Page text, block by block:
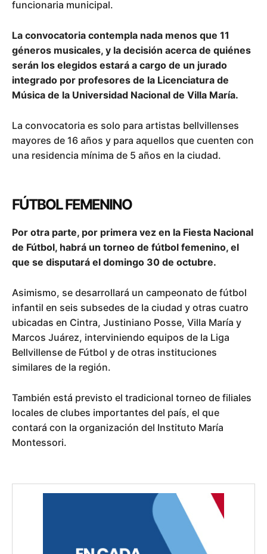
funcionaria municipal.
La convocatoria contempla nada menos que 11
géneros musicales, y la decisión acerca de quiénes
serán los elegidos estará a cargo de un jurado
integrado por profesores de la Licenciatura de
Música de la Universidad Nacional de Villa María.
La convocatoria es solo para artistas bellvillenses
mayores de 16 años y para aquellos que cuenten con
una residencia mínima de 5 años en la ciudad.
FÚTBOL FEMENINO
Por otra parte, por primera vez en la Fiesta Nacional
de Fútbol, habrá un torneo de fútbol femenino, el
que se disputará el domingo 30 de octubre.
Asimismo, se desarrollará un campeonato de fútbol
infantil en seis subsedes de la ciudad y otras cuatro
ubicadas en Cintra, Justiniano Posse, Villa María y
Marcos Juárez, interviniendo equipos de la Liga
Bellvillense de Fútbol y de otras instituciones
similares de la región.
También está previsto el tradicional torneo de filiales
locales de clubes importantes del país, el que
contará con la organización del Instituto María
Montessori.